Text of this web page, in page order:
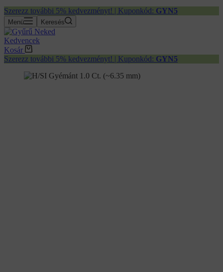
Szerezz további 5% kedvezményt! | Kuponkód: GYN5
Menü Keresés
Kedvencek
Kosár
Szerezz további 5% kedvezményt! | Kuponkód: GYN5